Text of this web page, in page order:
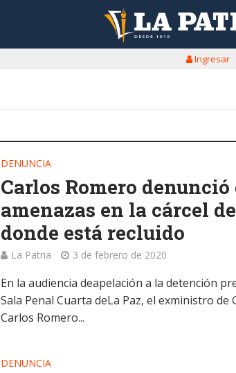
Ingresar
DENUNCIA
Carlos Romero denunció
amenazas en la cárcel
donde está recluido
La Patria 3 de febrero de 2020
En la audiencia deapelación a la detención
Sala Penal Cuarta deLa Paz, el exministro
Carlos Romero...
DENUNCIA